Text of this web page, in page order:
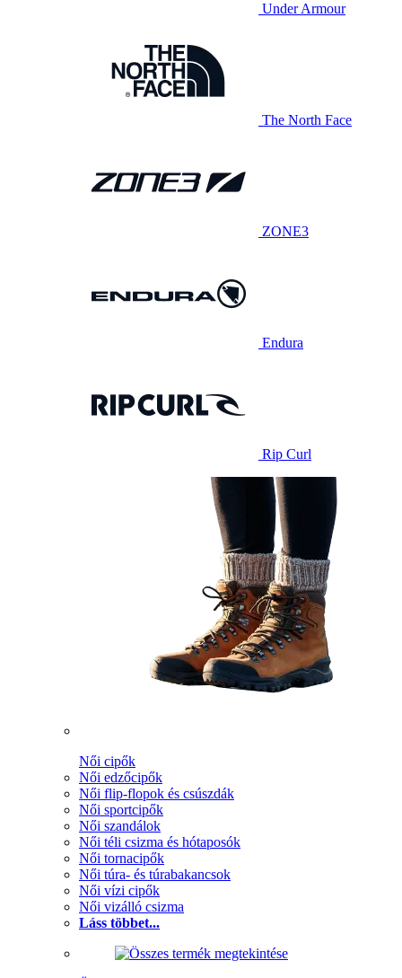
Under Armour
The North Face
ZONE3
Endura
Rip Curl
Női cipők
Női edzőcipők
Női flip-flopok és csúszdák
Női sportcipők
Női szandálok
Női téli csizma és hótaposók
Női tornacipők
Női túra- és túrabakancsok
Női vízi cipők
Női vizálló csizma
Láss többet...